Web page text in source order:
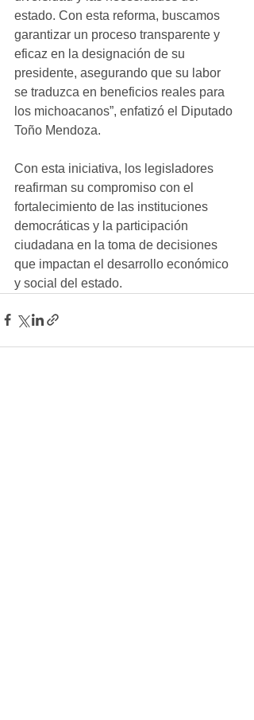
estado. Con esta reforma, buscamos
garantizar un proceso transparente y
eficaz en la designación de su
presidente, asegurando que su labor
se traduzca en beneficios reales para
los michoacanos”, enfatizó el Diputado
Toño Mendoza.
Con esta iniciativa, los legisladores
reafirman su compromiso con el
fortalecimiento de las instituciones
democráticas y la participación
ciudadana en la toma de decisiones
que impactan el desarrollo económico
y social del estado.